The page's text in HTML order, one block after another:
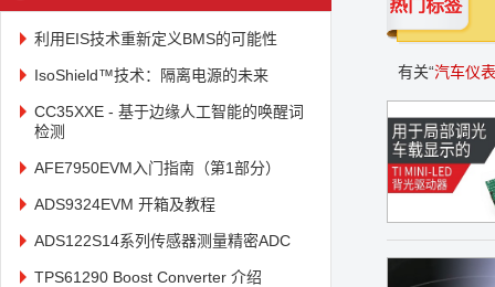
利用EIS技术重新定义BMS的可能性
IsoShield™技术：隔离电源的未来
CC35XXE - 基于边缘人工智能的唤醒词
检测
AFE7950EVM入门指南（第1部分）
ADS9324EVM 开箱及教程
ADS122S14系列传感器测量精密ADC
TPS61290 Boost Converter 介绍
有关“汽车仪